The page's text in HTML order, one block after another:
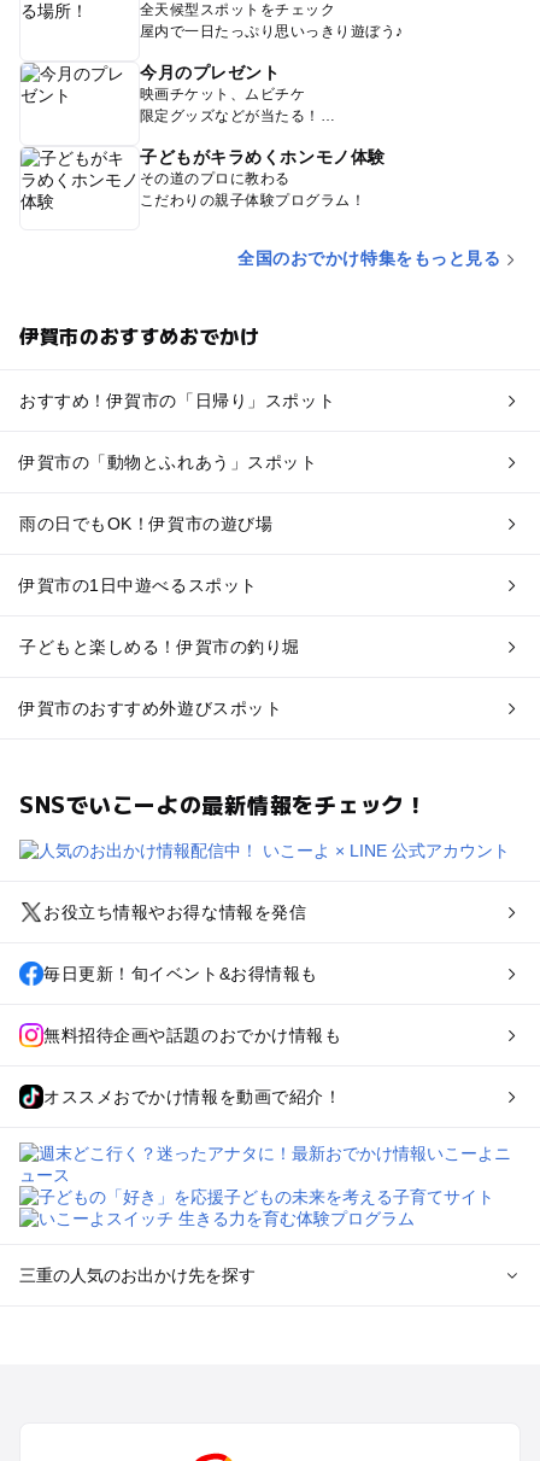
全天候型スポットをチェック
屋内で一日たっぷり思いっきり遊ぼう♪
今月のプレゼント
映画チケット、ムビチケ
限定グッズなどが当たる！
子どもがキラめくホンモノ体験
その道のプロに教わる
こだわりの親子体験プログラム！
全国のおでかけ特集をもっと見る
伊賀市のおすすめおでかけ
おすすめ！伊賀市の「日帰り」スポット
伊賀市の「動物とふれあう」スポット
雨の日でもOK！伊賀市の遊び場
伊賀市の1日中遊べるスポット
子どもと楽しめる！伊賀市の釣り堀
伊賀市のおすすめ外遊びスポット
SNSでいこーよの最新情報をチェック！
お役立ち情報やお得な情報を発信
毎日更新！旬イベント&お得情報も
無料招待企画や話題のおでかけ情報も
オススメおでかけ情報を動画で紹介！
三重の人気のお出かけ先を探す